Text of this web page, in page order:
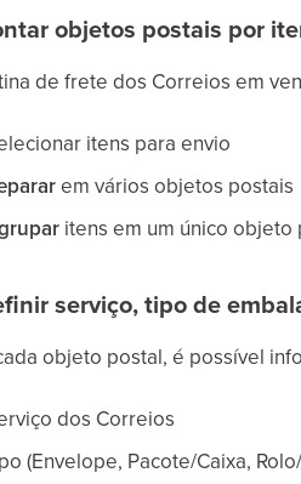
objetos postais por
de frete dos Correios em
itens para envio
em vários objetos postais
itens em um único objeto
serviço, tipo de
objeto postal, é possível
dos Correios
(Envelope, Pacote/Caixa,